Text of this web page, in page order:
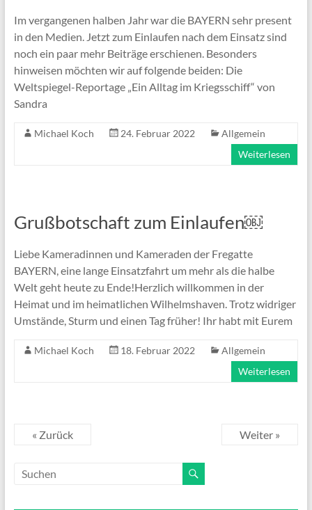
Im vergangenen halben Jahr war die BAYERN sehr present
in den Medien. Jetzt zum Einlaufen nach dem Einsatz sind
noch ein paar mehr Beiträge erschienen. Besonders
hinweisen möchten wir auf folgende beiden: Die
Weltspiegel-Reportage „Ein Alltag im Kriegsschiff“ von
Sandra
Michael Koch 24. Februar 2022
Allgemein
Weiterlesen
Grußbotschaft zum Einlaufen￼
Liebe Kameradinnen und Kameraden der Fregatte
BAYERN, eine lange Einsatzfahrt um mehr als die halbe
Welt geht heute zu Ende!Herzlich willkommen in der
Heimat und im heimatlichen Wilhelmshaven. Trotz widriger
Umstände, Sturm und einen Tag früher! Ihr habt mit Eurem
Michael Koch 18. Februar 2022
Allgemein
Weiterlesen
« Zurück Weiter »